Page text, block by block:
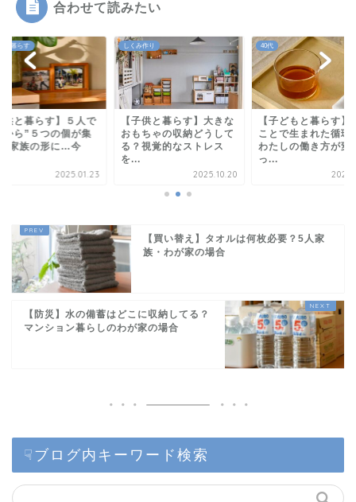
合わせて読みたい
作り
供と暮らす】大きな
ちゃの収納どうして
視覚的なストレス
2025.10.20
40代
【子どもと暮らす】頼る
ことで生まれた循環と、
わたしの働き方が変わ
っ...
2025.11.23
子どもと暮らす
【子供と暮らす】５
１つから”５つの個
まる”家族の形に…今
大...
【買い替え】タオルは何枚必要？5人家
族・わが家の場合
【防災】水の備蓄はどこに収納してる？
マンション暮らしのわが家の場合
☟ブログ内キーワード検索